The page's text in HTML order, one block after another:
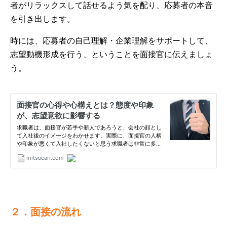
者がリラックスして話せるよう気を配り、応募者の本音
を引き出します。
時には、応募者の自己理解・企業理解をサポートして、
志望動機形成を行う、ということを面接官に伝えましょ
う。
２．面接の流れ